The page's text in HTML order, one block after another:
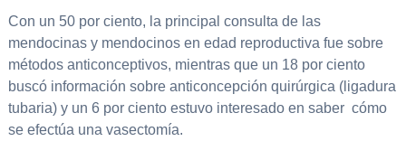
Con un 50 por ciento, la principal consulta de las
mendocinas y mendocinos en edad reproductiva fue sobre
métodos anticonceptivos, mientras que un 18 por ciento
buscó información sobre anticoncepción quirúrgica (ligadura
tubaria) y un 6 por ciento estuvo interesado en saber cómo
se efectúa una vasectomía.